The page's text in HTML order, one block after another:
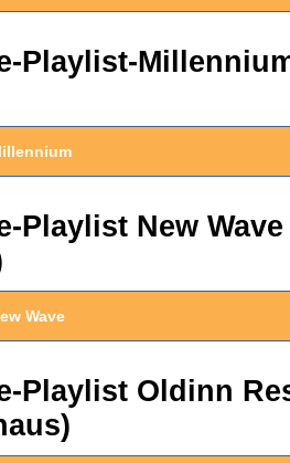
Playlist-
Playlist New
Wave
Playlist Oldinn